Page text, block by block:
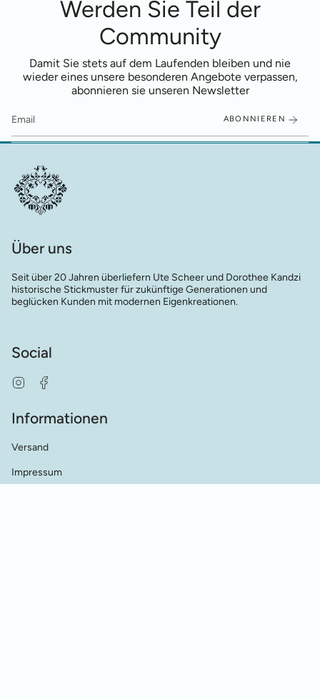
Werden Sie Teil der
Community
Damit Sie stets auf dem Laufenden bleiben und nie
wieder eines unsere besonderen Angebote verpassen,
abonnieren sie unseren Newsletter
ABONNIEREN
Über uns
Seit über 20 Jahren überliefern Ute Scheer und Dorothee Kandzi
historische Stickmuster für zukünftige Generationen und
beglücken Kunden mit modernen Eigenkreationen.
Social
Instagram
Informationen
Versand
Impressum